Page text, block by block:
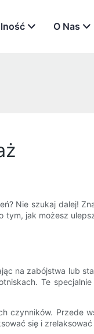
O Nas
Nie szukaj dalej!
tym, jak możesz
na zabójstwa lub
Te
Przede
się i